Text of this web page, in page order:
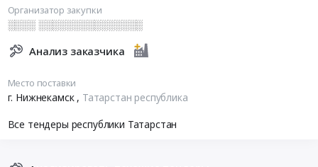
Организатор закупки
░░░░ ░░░░░░░░░░░░░░░
Анализ заказчика
Место поставки
г. Нижнекамск , Татарстан республика
Все тендеры республики Татарстан